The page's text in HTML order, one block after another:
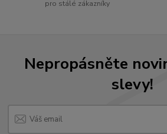
pro stálé zákazníky
Nepropásněte
slevy!